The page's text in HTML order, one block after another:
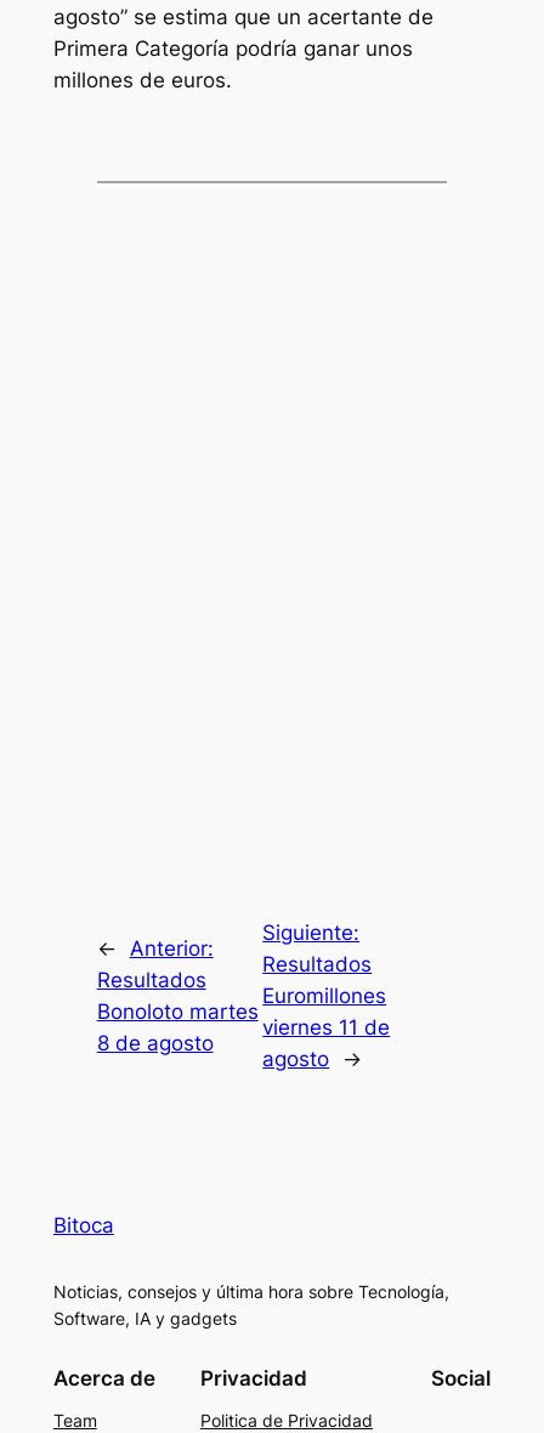
agosto” se estima que un acertante de
Primera Categoría podría ganar unos
millones de euros.
←
Anterior:
Resultados
Bonoloto martes
8 de agosto
Siguiente:
Resultados
Euromillones
viernes 11 de
agosto
→
Bitoca
Noticias, consejos y última hora sobre Tecnología,
Software, IA y gadgets
Acerca de
Team
Privacidad
Politica de Privacidad
Social